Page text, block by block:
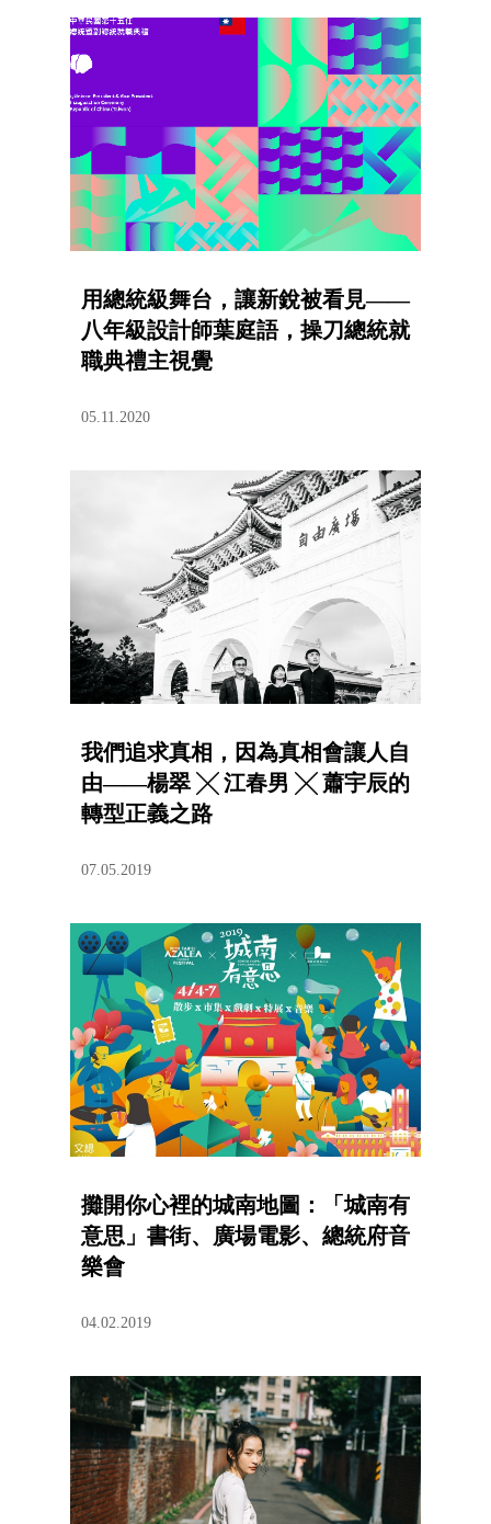
用總統級舞台，讓新銳被看見——
八年級設計師葉庭語，操刀總統就
職典禮主視覺
05.11.2020
我們追求真相，因為真相會讓人自
由——楊翠 ╳ 江春男 ╳ 蕭宇辰的
轉型正義之路
07.05.2019
攤開你心裡的城南地圖：「城南有
意思」書街、廣場電影、總統府音
樂會
04.02.2019